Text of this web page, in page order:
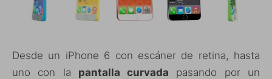
Desde un iPhone 6 con escáner de retina, hasta
uno con la pantalla curvada pasando por un